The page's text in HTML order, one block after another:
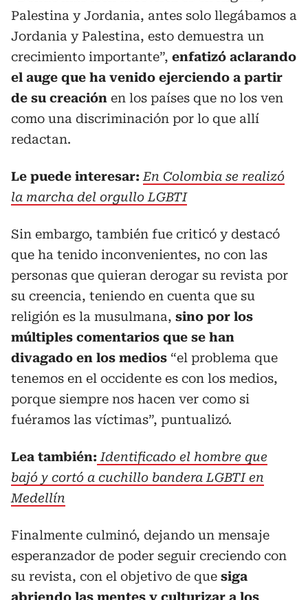
Palestina y Jordania, antes solo llegábamos a
Jordania y Palestina, esto demuestra un
crecimiento importante”, enfatizó aclarando
el auge que ha venido ejerciendo a partir
de su creación en los países que no los ven
como una discriminación por lo que allí
redactan.
Le puede interesar: En Colombia se realizó
la marcha del orgullo LGBTI
Sin embargo, también fue criticó y destacó
que ha tenido inconvenientes, no con las
personas que quieran derogar su revista por
su creencia, teniendo en cuenta que su
religión es la musulmana, sino por los
múltiples comentarios que se han
divagado en los medios “el problema que
tenemos en el occidente es con los medios,
porque siempre nos hacen ver como si
fuéramos las víctimas”, puntualizó.
Lea también: Identificado el hombre que
bajó y cortó a cuchillo bandera LGBTI en
Medellín
Finalmente culminó, dejando un mensaje
esperanzador de poder seguir creciendo con
su revista, con el objetivo de que siga
abriendo las mentes y culturizar a los